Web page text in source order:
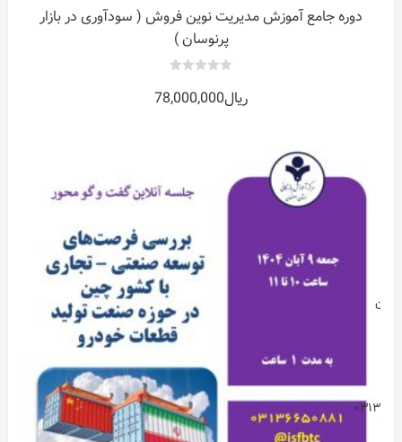
دوره جامع آموزش مدیریت نوین فروش ( سودآوری در بازار
پرنوسان )
out
of
ریال78,000,000